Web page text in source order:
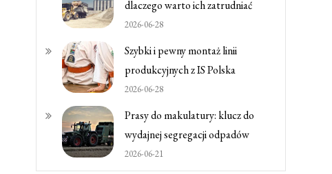
dlaczego warto ich zatrudniać
2026-06-28
Szybki i pewny montaż linii
produkcyjnych z IS Polska
2026-06-28
Prasy do makulatury: klucz do
wydajnej segregacji odpadów
2026-06-21